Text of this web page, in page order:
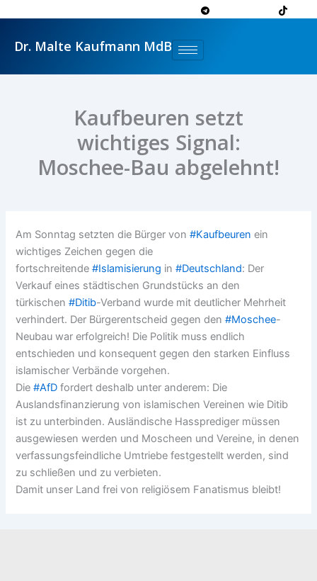
springen
Dr. Malte Kaufmann MdB
Kaufbeuren setzt
wichtiges Signal:
Moschee-Bau abgelehnt!
Am Sonntag setzten die Bürger von#Kaufbeuren ein
wichtiges Zeichen gegen die
fortschreitende#Islamisierung in#Deutschland: Der
Verkauf eines städtischen Grundstücks an den
türkischen#Ditib-Verband wurde mit deutlicher Mehrheit
verhindert. Der Bürgerentscheid gegen den#Moschee-
Neubau war erfolgreich! Die Politik muss endlich
entschieden und konsequent gegen den starken Einfluss
islamischer Verbände vorgehen.
Die#AfD fordert deshalb unter anderem: Die
Auslandsfinanzierung von islamischen Vereinen wie Ditib
ist zu unterbinden. Ausländische Hassprediger müssen
ausgewiesen werden und Moscheen und Vereine, in denen
verfassungsfeindliche Umtriebe festgestellt werden, sind
zu schließen und zu verbieten.
Damit unser Land frei von religiösem Fanatismus bleibt!